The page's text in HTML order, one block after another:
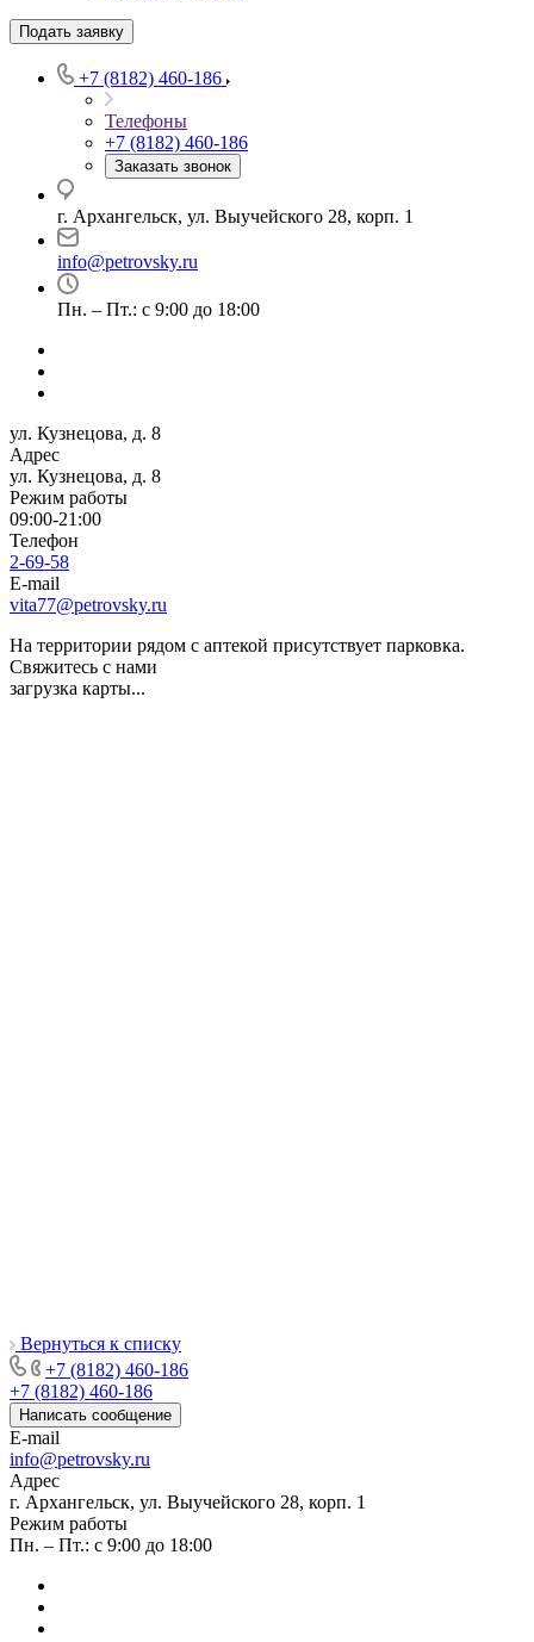
Подать заявку
+7 (8182) 460-186
Телефоны
+7 (8182) 460-186
Заказать звонок
г. Архангельск, ул. Выучейского 28, корп. 1
info@petrovsky.ru
Пн. – Пт.: с 9:00 до 18:00
ул. Кузнецова, д. 8
Адрес
ул. Кузнецова, д. 8
Режим работы
09:00-21:00
Телефон
2-69-58
E-mail
vita77@petrovsky.ru
На территории рядом с аптекой присутствует парковка.
Свяжитесь с нами
загрузка карты...
Вернуться к списку
+7 (8182) 460-186
+7 (8182) 460-186
Написать сообщение
E-mail
info@petrovsky.ru
Адрес
г. Архангельск, ул. Выучейского 28, корп. 1
Режим работы
Пн. – Пт.: с 9:00 до 18:00